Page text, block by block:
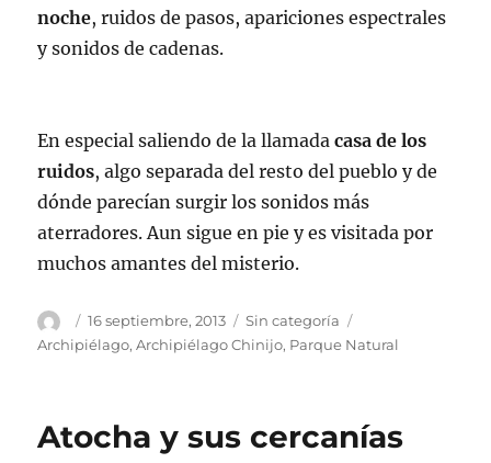
noche, ruidos de pasos, apariciones espectrales
y sonidos de cadenas.
En especial saliendo de la llamadacasa de los
ruidos, algo separada del resto del pueblo y de
dónde parecían surgir los sonidos más
aterradores. Aun sigue en pie y es visitada por
muchos amantes del misterio.
Autor
Publicado
el
16 septiembre, 2013 Categorías
Sin categoría
Archipiélago,Archipiélago Chinijo, Parque Natural
Atocha y sus cercanías